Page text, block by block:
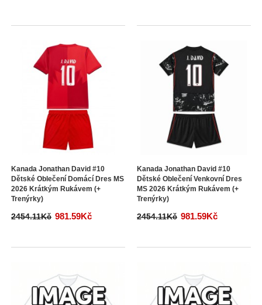
Kanada Jonathan David #10
Dětské Oblečení Domácí Dres MS
2026 Krátkým Rukávem (+
Trenýrky)
2454.11Kč 981.59Kč
Kanada Jonathan David #10
Dětské Oblečení Venkovní Dres
MS 2026 Krátkým Rukávem (+
Trenýrky)
2454.11Kč 981.59Kč